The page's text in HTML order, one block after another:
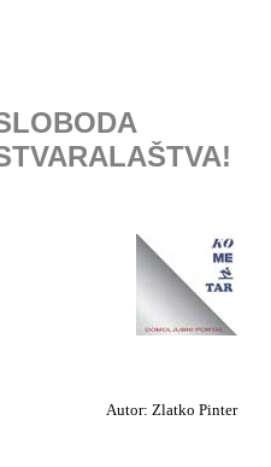
Autor: Zlatko Pinter